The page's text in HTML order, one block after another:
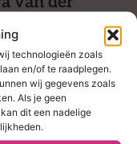
technologieën zoals
en/of te raadplegen.
wij gegevens zoals
Als je geen
dit een nadelige
de